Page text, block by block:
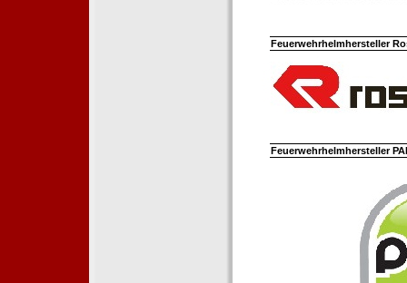
Feuerwehrhelmhersteller
Feuerwehrhelmhersteller